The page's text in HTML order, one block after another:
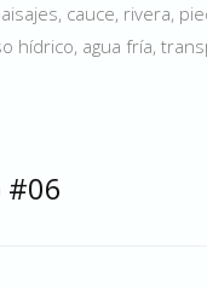
cauce, rivera,
hídrico, agua fría,
#06